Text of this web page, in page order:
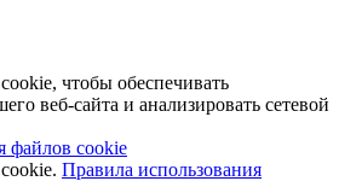
чтобы обеспечивать
веб-сайта и анализировать сетевой
файлов cookie
Правила использования